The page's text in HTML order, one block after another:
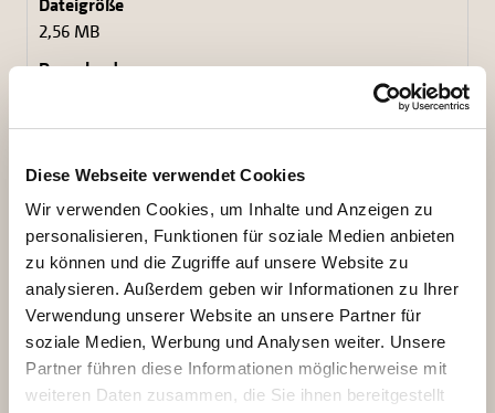
Diese Webseite verwendet Cookies
Wir verwenden Cookies, um Inhalte und Anzeigen zu
personalisieren, Funktionen für soziale Medien anbieten
zu können und die Zugriffe auf unsere Website zu
analysieren. Außerdem geben wir Informationen zu Ihrer
Verwendung unserer Website an unsere Partner für
soziale Medien, Werbung und Analysen weiter. Unsere
Partner führen diese Informationen möglicherweise mit
weiteren Daten zusammen, die Sie ihnen bereitgestellt
2,56 MB
So wird der Login-Bildschirm der Firm-App aussehen.